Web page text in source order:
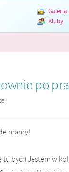
Galeria
Kluby
po
mamy!
tu być:) Jestem w